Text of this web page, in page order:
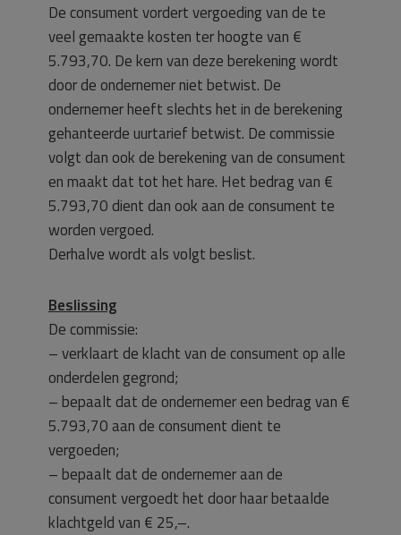
De consument vordert vergoeding van de te
veel gemaakte kosten ter hoogte van €
5.793,70. De kern van deze berekening wordt
door de ondernemer niet betwist. De
ondernemer heeft slechts het in de berekening
gehanteerde uurtarief betwist. De commissie
volgt dan ook de berekening van de consument
en maakt dat tot het hare. Het bedrag van €
5.793,70 dient dan ook aan de consument te
worden vergoed.
Derhalve wordt als volgt beslist.
Beslissing
De commissie:
– verklaart de klacht van de consument op alle
onderdelen gegrond;
– bepaalt dat de ondernemer een bedrag van €
5.793,70 aan de consument dient te
vergoeden;
– bepaalt dat de ondernemer aan de
consument vergoedt het door haar betaalde
klachtgeld van € 25,–.